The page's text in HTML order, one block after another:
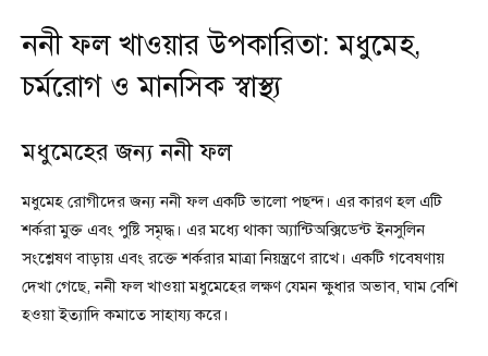
ননী ফল খাওয়ার উপকারিতা: মধুমেহ,
চর্মরোগ ও মানসিক স্বাস্থ্য
মধুমেহের জন্য ননী ফল
মধুমেহ রোগীদের জন্য ননী ফল একটি ভালো পছন্দ। এর কারণ হল এটি
শর্করা মুক্ত এবং পুষ্টি সমৃদ্ধ। এর মধ্যে থাকা অ্যান্টিঅক্সিডেন্ট ইনসুলিন
সংশ্লেষণ বাড়ায় এবং রক্তে শর্করার মাত্রা নিয়ন্ত্রণে রাখে। একটি গবেষণায়
দেখা গেছে, ননী ফল খাওয়া মধুমেহের লক্ষণ যেমন ক্ষুধার অভাব, ঘাম বেশি
হওয়া ইত্যাদি কমাতে সাহায্য করে।